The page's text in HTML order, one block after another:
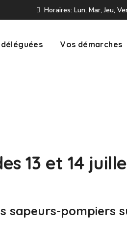
Horaires: Lun, Mar, Jeu,
déléguées Vos démarches
13 et 14
sapeurs-pompiers